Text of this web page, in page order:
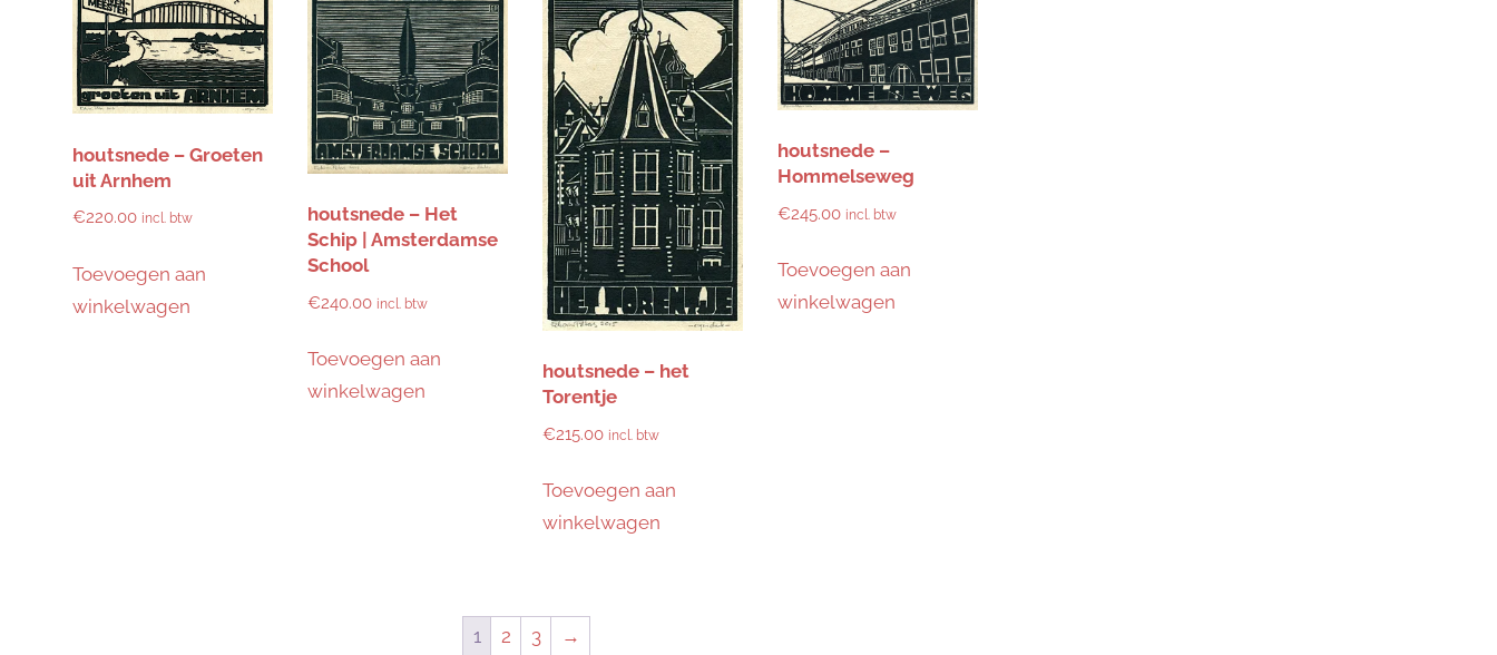
houtsnede – Groeten
uit Arnhem
€220.00 incl. btw
Toevoegen aan
winkelwagen
houtsnede – Het
Schip | Amsterdamse
School
€240.00 incl. btw
Toevoegen aan
winkelwagen
houtsnede – het
Torentje
€215.00 incl. btw
Toevoegen aan
winkelwagen
houtsnede –
Hommelseweg
€245.00 incl. btw
Toevoegen aan
winkelwagen
1 2 3 →